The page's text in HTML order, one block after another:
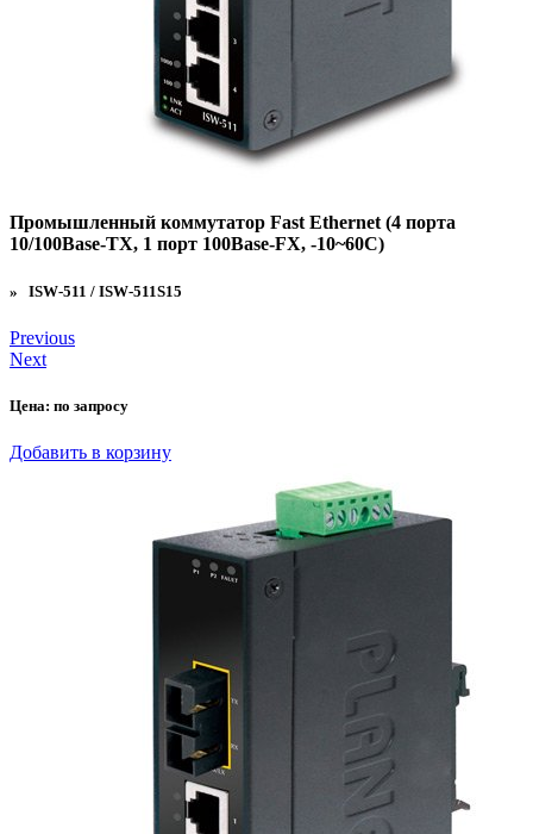
Промышленный коммутатор Fast Ethernet (4 порта
10/100Base-TX, 1 порт 100Base-FX, -10~60С)
» ISW-511 / ISW-511S15
Previous
Next
Цена: по запросу
Добавить в корзину